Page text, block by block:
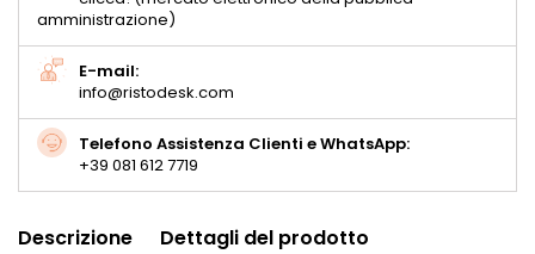
amministrazione)
E-mail:
info@ristodesk.com
Telefono Assistenza Clienti e WhatsApp:
+39 081 612 7719
Descrizione Dettagli del prodotto